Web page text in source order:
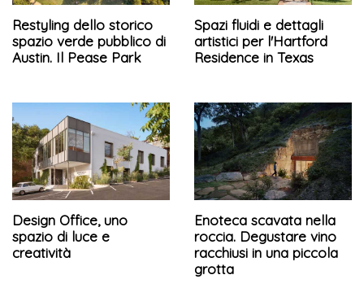
Restyling dello storico
spazio verde pubblico di
Austin. Il Pease Park
Spazi fluidi e dettagli
artistici per l'Hartford
Residence in Texas
Design Office, uno
spazio di luce e
creatività
Enoteca scavata nella
roccia. Degustare vino
racchiusi in una piccola
grotta